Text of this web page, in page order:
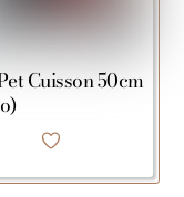
Cuisson 50cm